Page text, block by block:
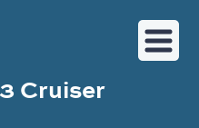
Cruiser